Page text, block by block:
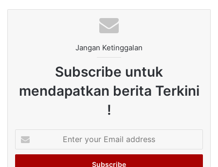
Jangan Ketinggalan
Subscribe untuk
mendapatkan berita Terkini
!
your
Email